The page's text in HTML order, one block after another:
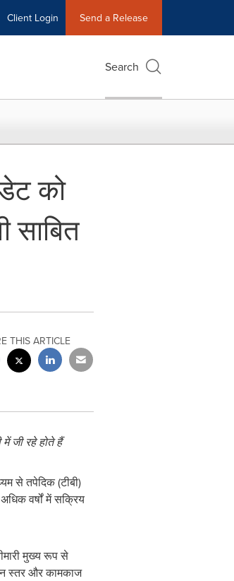
Client Login Send a Release
Search
को
साबित
THIS ARTICLE
में जी रहे होते हैं
से तपेदिक (टीबी)
वर्षों में सक्रिय
मुख्य रूप से
स्तर और कामकाज